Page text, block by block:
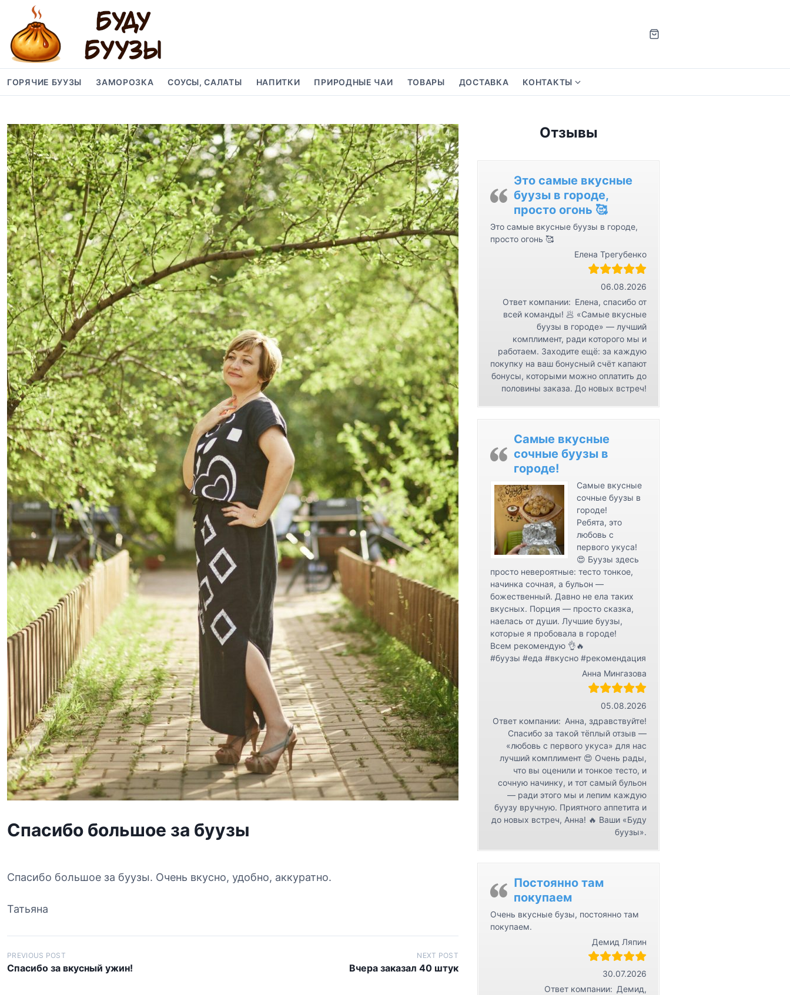
ГОРЯЧИЕ БУУЗЫ ЗАМОРОЗКА СОУСЫ, САЛАТЫ НАПИТКИ ПРИРОДНЫЕ ЧАИ ТОВАРЫ ДОСТАВКА КОНТАКТЫ
w
u
m
e
n
u
o
о
н
т
а
к
т
ы
Спасибо большое за буузы
Спасибо большое за буузы. Очень вкусно, удобно, аккуратно.
Татьяна
Н
а
PREVIOUS POST
Спасибо за вкусный ужин!
NEXT POST
Вчера заказал 40 штук
Отзывы
Это самые вкусные
буузы в городе,
просто огонь 🥰
Это самые вкусные буузы в городе,
просто огонь 🥰
Елена Трегубенко
06.08.2026
Ответ компании: Елена, спасибо от
всей команды! 🥟 «Самые вкусные
буузы в городе» — лучший
комплимент, ради которого мы и
работаем. Заходите ещё: за каждую
покупку на ваш бонусный счёт капают
бонусы, которыми можно оплатить до
половины заказа. До новых встреч!
Самые вкусные
сочные буузы в
городе!
Самые вкусные
сочные буузы в
городе!
Ребята, это
любовь с
первого укуса!
😍 Буузы здесь
просто невероятные: тесто тонкое,
начинка сочная, а бульон —
божественный. Давно не ела таких
вкусных. Порция — просто сказка,
наелась от души. Лучшие буузы,
которые я пробовала в городе!
Всем рекомендую 👌🔥
#буузы #еда #вкусно #рекомендация
Анна Мингазова
05.08.2026
Ответ компании: Анна, здравствуйте!
Спасибо за такой тёплый отзыв —
«любовь с первого укуса» для нас
лучший комплимент 😍 Очень рады,
что вы оценили и тонкое тесто, и
сочную начинку, и тот самый бульон
— ради этого мы и лепим каждую
буузу вручную. Приятного аппетита и
до новых встреч, Анна! 🔥 Ваши «Буду
буузы».
Постоянно там
покупаем
Очень вкусные бузы, постоянно там
покупаем.
Демид Ляпин
30.07.2026
Ответ компании: Демид,